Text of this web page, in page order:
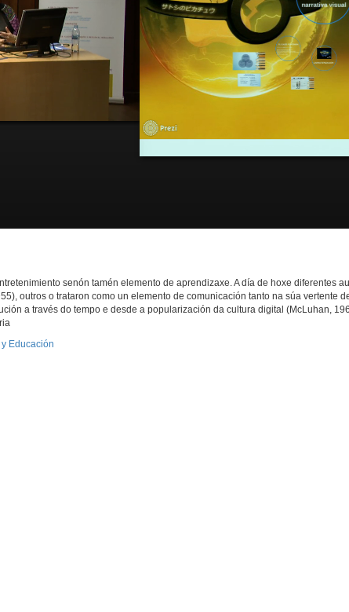
senón tamén elemento de aprendizaxe. A día de hoxe diferentes
outros o trataron como un elemento de comunicación tanto na súa vertente
a través do tempo e desde a popularización da cultura digital (McLuhan,
Educación